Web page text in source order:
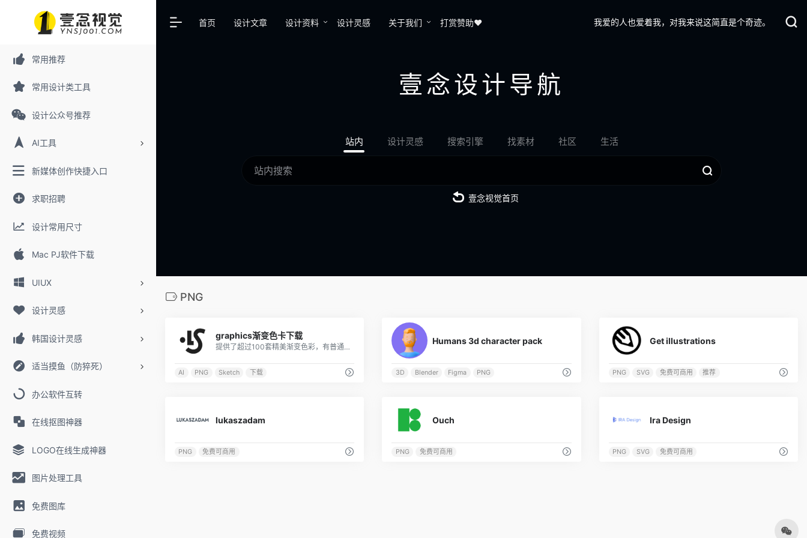
常用推荐
常用设计类工具
设计公众号推荐
AI工具
新媒体创作快捷入口
求职招聘
设计常用尺寸
Mac PJ软件下载
UIUX
设计灵感
韩国设计灵感
适当摸鱼（防猝死）
办公软件互转
在线抠图神器
LOGO在线生成神器
图片处理工具
免费图库
免费视频
首页 设计文章 设计资料 设计灵感 关于我们 打赏赞助❤️ 我爱的人也爱着我，对我来说这简直是个奇迹。
壹念设计导航
站内 设计灵感 搜索引擎 找素材 社区 生活
壹念视觉首页
PNG
graphics渐变色卡下载
提供了超过100套精美渐变色彩，有普通渐变，也有流体渐变
AI PNG Sketch 下载
Humans 3d character pack
3D Blender Figma PNG
Get illustrations
PNG SVG 免费可商用 推荐
lukaszadam
PNG 免费可商用
Ouch
PNG 免费可商用
Ira Design
PNG SVG 免费可商用